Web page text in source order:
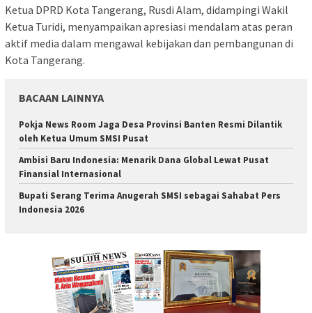
Ketua DPRD Kota Tangerang, Rusdi Alam, didampingi Wakil
Ketua Turidi, menyampaikan apresiasi mendalam atas peran
aktif media dalam mengawal kebijakan dan pembangunan di
Kota Tangerang.
BACAAN LAINNYA
Pokja News Room Jaga Desa Provinsi Banten Resmi Dilantik
oleh Ketua Umum SMSI Pusat
Ambisi Baru Indonesia: Menarik Dana Global Lewat Pusat
Finansial Internasional
Bupati Serang Terima Anugerah SMSI sebagai Sahabat Pers
Indonesia 2026